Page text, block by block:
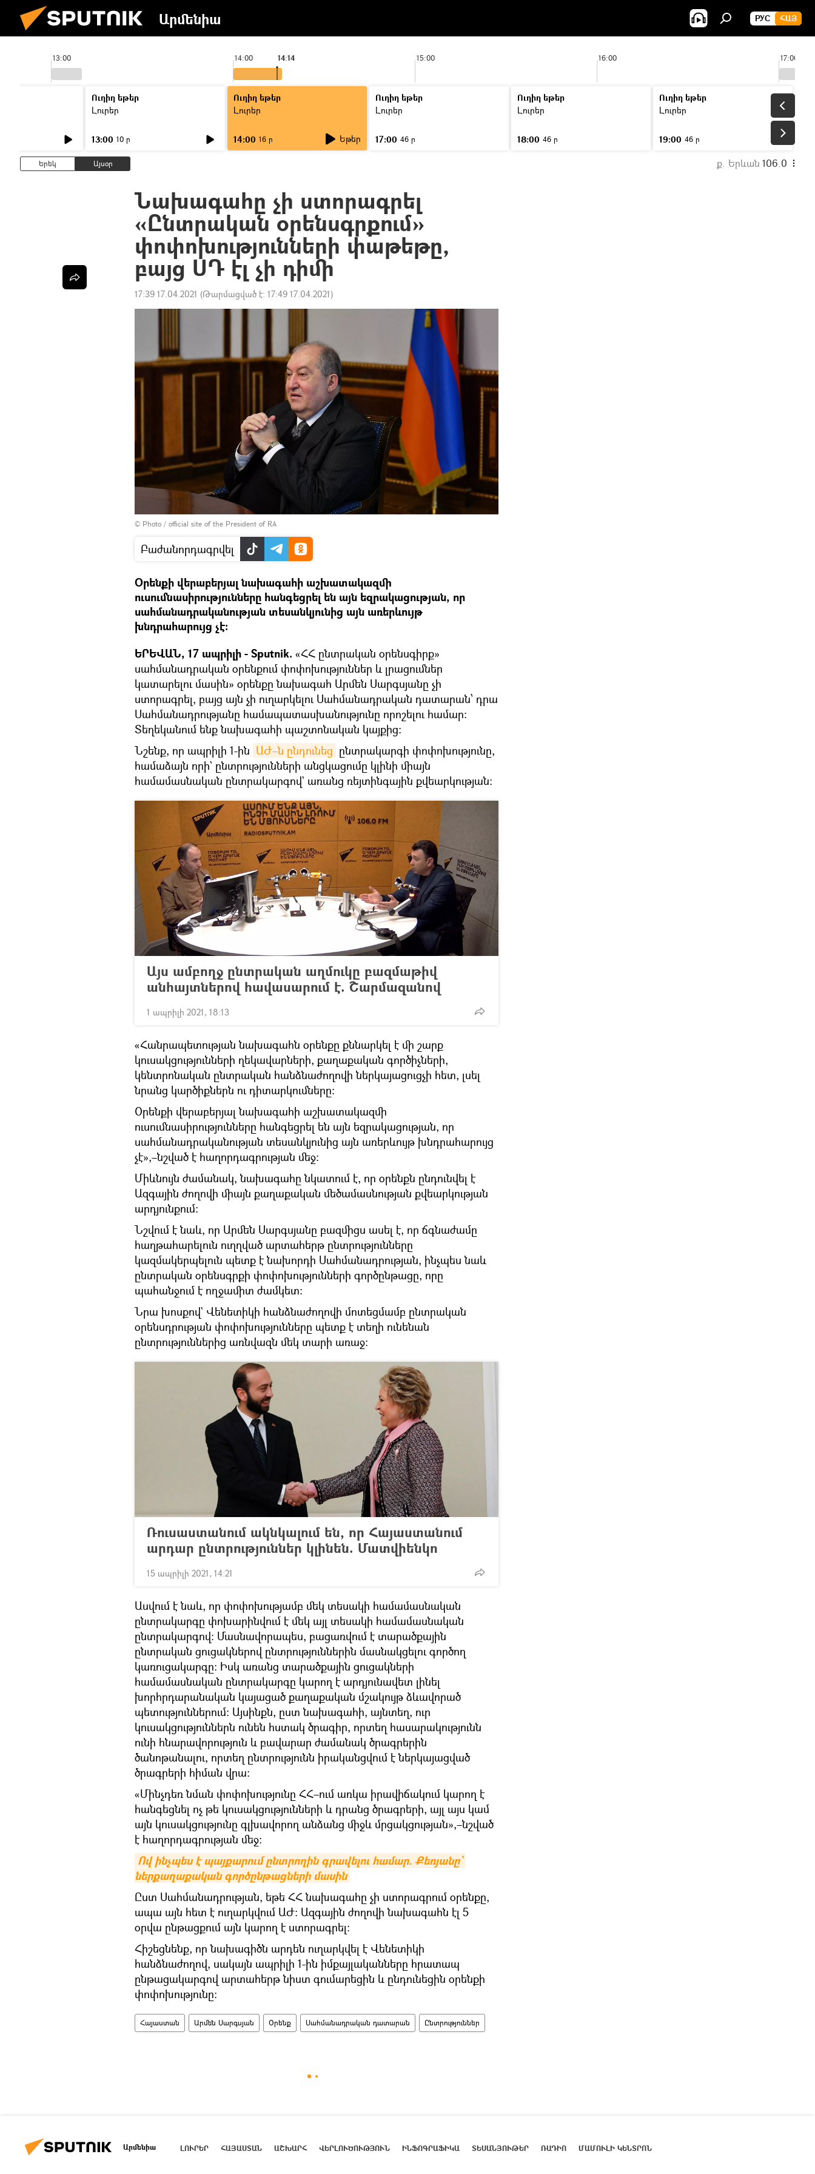
Արմենիա РУС ՀԱՅ
13:00 14:00 15:00 16:00 17:00
14:14
Ուղիղ եթեր
Լուրեր
13:00 10 ր
Ուղիղ եթեր
Լուրեր
14:00 16 ր Եթեր
Ուղիղ եթեր
Լուրեր
17:00 46 ր
Ուղիղ եթեր
Լուրեր
18:00 46 ր
Ուղիղ եթեր
Լուրեր
19:00 46 ր
Երեկ Այսօր ք. Երևան 106.0
Նախագահը չի ստորագրել
«Ընտրական օրենսգրքում»
փոփոխությունների փաթեթը,
բայց ՍԴ էլ չի դիմի
17:39 17.04.2021 (Թարմացված է: 17:49 17.04.2021)
© Photo / official site of the President of RA
Բաժանորդագրվել
Օրենքի վերաբերյալ նախագահի աշխատակազմի
ուսումնասիրությունները հանգեցրել են այն եզրակացության, որ
սահմանադրականության տեսանկյունից այն առերևույթ
խնդրահարույց չէ։
ԵՐԵՎԱՆ, 17 ապրիլի - Sputnik. «ՀՀ ընտրական օրենսգիրք»
սահմանադրական օրենքում փոփոխություններ և լրացումներ
կատարելու մասին» օրենքը նախագահ Արմեն Սարգսյանը չի
ստորագրել, բայց այն չի ուղարկելու Սահմանադրական դատարան՝ դրա
Սահմանադրությանը համապատասխանությունը որոշելու համար:
Տեղեկանում ենք նախագահի պաշտոնական կայքից։
Նշենք, որ ապրիլի 1-ին ԱԺ–ն ընդունեց ընտրակարգի փոփոխությունը,
համաձայն որի` ընտրությունների անցկացումը կլինի միայն
համամասնական ընտրակարգով` առանց ռեյտինգային քվեարկության։
Այս ամբողջ ընտրական աղմուկը բազմաթիվ
անհայտներով հավասարում է. Շարմազանով
1 ապրիլի 2021, 18:13
«Հանրապետության նախագահն օրենքը քննարկել է մի շարք
կուսակցությունների ղեկավարների, քաղաքական գործիչների,
կենտրոնական ընտրական հանձնաժողովի ներկայացուցչի հետ, լսել
նրանց կարծիքներն ու դիտարկումները:
Օրենքի վերաբերյալ նախագահի աշխատակազմի
ուսումնասիրությունները հանգեցրել են այն եզրակացության, որ
սահմանադրականության տեսանկյունից այն առերևույթ խնդրահարույց
չէ»,–նշված է հաղորդագրության մեջ։
Միևնույն ժամանակ, նախագահը նկատում է, որ օրենքն ընդունվել է
Ազգային ժողովի միայն քաղաքական մեծամասնության քվեարկության
արդյունքում:
Նշվում է նաև, որ Արմեն Սարգսյանը բազմիցս ասել է, որ ճգնաժամը
հաղթահարելուն ուղղված արտահերթ ընտրությունները
կազմակերպելուն պետք է նախորդի Սահմանադրության, ինչպես նաև
ընտրական օրենսգրքի փոփոխությունների գործընթացը, որը
պահանջում է ողջամիտ ժամկետ:
Նրա խոսքով` Վենետիկի հանձնաժողովի մոտեցմամբ ընտրական
օրենսդրության փոփոխությունները պետք է տեղի ունենան
ընտրություններից առնվազն մեկ տարի առաջ:
Ռուսաստանում ակնկալում են, որ Հայաստանում
արդար ընտրություններ կլինեն. Մատվիենկո
15 ապրիլի 2021, 14:21
Ասվում է նաև, որ փոփոխությամբ մեկ տեսակի համամասնական
ընտրակարգը փոխարինվում է մեկ այլ տեսակի համամասնական
ընտրակարգով: Մասնավորապես, բացառվում է տարածքային
ընտրական ցուցակներով ընտրություններին մասնակցելու գործող
կառուցակարգը: Իսկ առանց տարածքային ցուցակների
համամասնական ընտրակարգը կարող է արդյունավետ լինել
խորհրդարանական կայացած քաղաքական մշակույթ ձևավորած
պետություններում։ Այսինքն, ըստ նախագահի, այնտեղ, ուր
կուսակցություններն ունեն հստակ ծրագիր, որտեղ հասարակությունն
ունի հնարավորություն և բավարար ժամանակ ծրագրերին
ծանոթանալու, որտեղ ընտրությունն իրականցվում է ներկայացված
ծրագրերի հիման վրա:
«Մինչդեռ նման փոփոխությունը ՀՀ–ում առկա իրավիճակում կարող է
հանգեցնել ոչ թե կուսակցությունների և դրանց ծրագրերի, այլ այս կամ
այն կուսակցությունը գլխավորող անձանց միջև մրցակցության»,–նշված
է հաղորդագրության մեջ։
Ով ինչպես է պայքարում ընտրողին գրավելու համար. Քեռյանը`
ներքաղաքական գործընթացների մասին
Ըստ Սահմանադրության, եթե ՀՀ նախագահը չի ստորագրում օրենքը,
ապա այն հետ է ուղարկվում ԱԺ։ Ազգային ժողովի նախագահն էլ 5
օրվա ընթացքում այն կարող է ստորագրել։
Հիշեցնենք, որ նախագիծն արդեն ուղարկվել է Վենետիկի
հանձնաժողով, սակայն ապրիլի 1-ին իմքայլականները հրատապ
ընթացակարգով արտահերթ նիստ գումարեցին և ընդունեցին օրենքի
փոփոխությունը։
Հայաստան Արմեն Սարգսյան Օրենք Սահմանադրական դատարան Ընտրություններ
Արմենիա ԼՈՒՐԵՐ ՀԱՅԱՍՏԱՆ ԱՇԽԱՐՀ ՎԵՐԼՈՒԾՈՒԹՅՈՒՆ ԻՆՖՈԳՐԱՖԻԿԱ ՏԵՍԱՆՅՈՒԹԵՐ ՌԱԴԻՈ ՄԱՄՈՒԼԻ ԿԵՆՏՐՈՆ